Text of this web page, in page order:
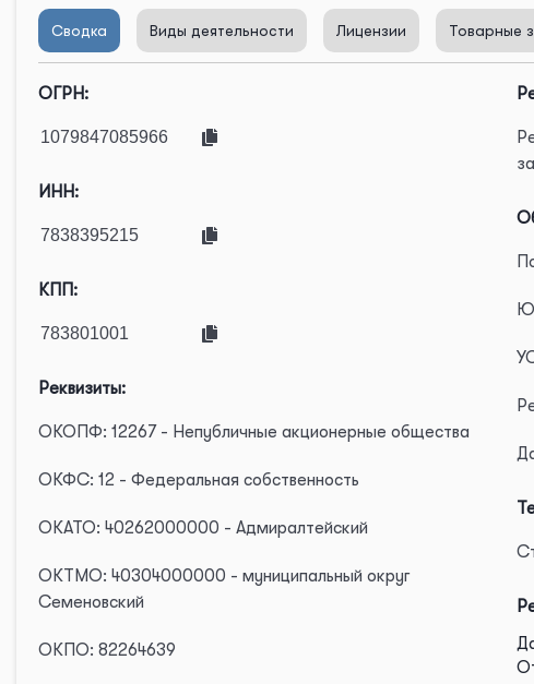
Сводка Виды деятельности Лицензии Товарные
ОГРН:
ИНН:
КПП:
Реквизиты:
ОКОПФ: 12267 - Непубличные акционерные общества
ОКФС: 12 - Федеральная собственность
ОКАТО: 40262000000 - Адмиралтейский
ОКТМО: 40304000000 - муниципальный округ
Семеновский
ОКПО: 82264639